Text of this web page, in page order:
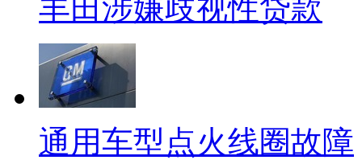
丰田涉嫌歧视性贷款
通用车型点火线圈故障